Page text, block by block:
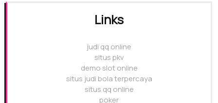
Links
judi qq online
situs pkv
demo slot online
situs judi bola terpercaya
situs qq online
poker